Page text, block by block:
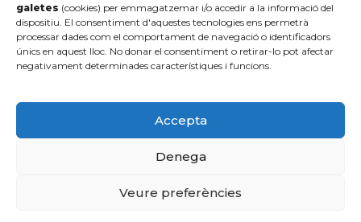
galetes (cookies) per emmagatzemar i/o accedir a la informació del
dispositiu. El consentiment d'aquestes tecnologies ens permetrà
processar dades com el comportament de navegació o identificadors
únics en aquest lloc. No donar el consentiment o retirar-lo pot afectar
negativament determinades característiques i funcions.
Accepta
Denega
Veure preferències
© 2022 Produccions Planetàries | Todos los derechos reservados
Disseny de pàgines web-Serveis de streaming-Vídeos
corporatius
Política de privacidad·Avíso legal· Política de cookies